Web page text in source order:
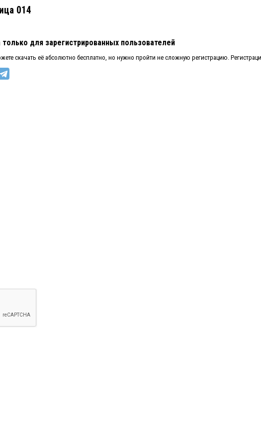
014
для зарегистрированных пользователей
скачать её абсолютно бесплатно, но нужно пройти не сложную регистрацию.